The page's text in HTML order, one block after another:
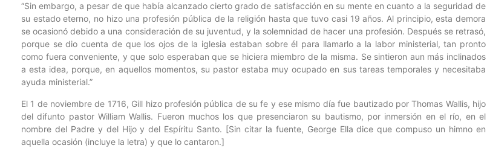
“Sin embargo, a pesar de que había alcanzado cierto grado de satisfacción en su mente en cuanto a la seguridad de
su estado eterno, no hizo una profesión pública de la religión hasta que tuvo casi 19 años. Al principio, esta demora
se ocasionó debido a una consideración de su juventud, y la solemnidad de hacer una profesión. Después se retrasó,
porque se dio cuenta de que los ojos de la iglesia estaban sobre él para llamarlo a la labor ministerial, tan pronto
como fuera conveniente, y que solo esperaban que se hiciera miembro de la misma. Se sintieron aun más inclinados
a esta idea, porque, en aquellos momentos, su pastor estaba muy ocupado en sus tareas temporales y necesitaba
ayuda ministerial.”
El 1 de noviembre de 1716, Gill hizo profesión pública de su fe y ese mismo día fue bautizado por Thomas Wallis, hijo
del difunto pastor William Wallis. Fueron muchos los que presenciaron su bautismo, por inmersión en el río, en el
nombre del Padre y del Hijo y del Espíritu Santo. [Sin citar la fuente, George Ella dice que compuso un himno en
aquella ocasión (incluye la letra) y que lo cantaron.]